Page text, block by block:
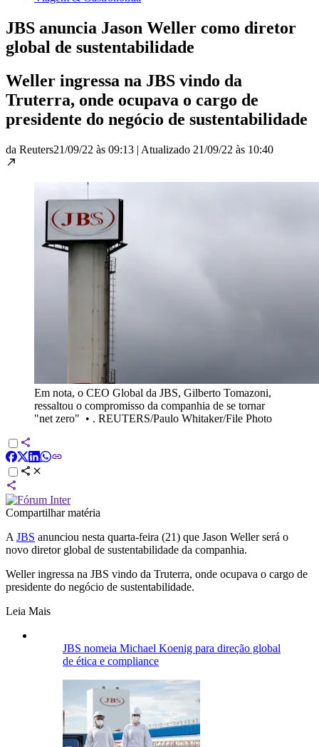
JBS anuncia Jason Weller como diretor
global de sustentabilidade
Weller ingressa na JBS vindo da
Truterra, onde ocupava o cargo de
presidente do negócio de sustentabilidade
da Reuters21/09/22 às 09:13 | Atualizado 21/09/22 às 10:40
Em nota, o CEO Global da JBS, Gilberto Tomazoni,
ressaltou o compromisso da companhia de se tornar
"net zero" • . REUTERS/Paulo Whitaker/File Photo
Compartilhar matéria
A JBS anunciou nesta quarta-feira (21) que Jason Weller será o
novo diretor global de sustentabilidade da companhia.
Weller ingressa na JBS vindo da Truterra, onde ocupava o cargo de
presidente do negócio de sustentabilidade.
Leia Mais
JBS nomeia Michael Koenig para direção global
de ética e compliance